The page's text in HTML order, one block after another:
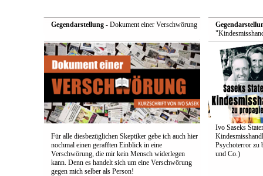
Gegendarstellung- Dokument einer Verschwörung
Für alle diesbezüglichen Skeptiker gebe ich auch hier
nochmal einen gerafften Einblick in eine
Verschwörung, die mir kein Mensch widerlegen
kann. Denn es handelt sich um eine Verschwörung
gegen mich selber als Person!
Ivo Saseks
Psychoterror zu
und Co.)